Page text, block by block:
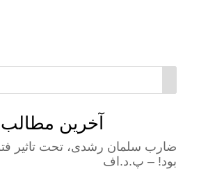
آخرین مطالب
ضارب سلمان رشدی، تحت تاثیر
بود! – پ.د.اف